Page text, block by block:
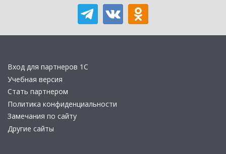
Вход для партнеров 1С
Учебная версия
Стать партнером
Политика конфиденциальности
Замечания по сайту
Другие сайты